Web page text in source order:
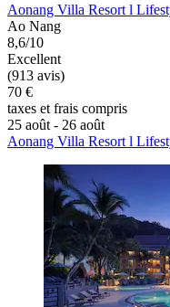
Aonang Villa Resort l
Ao Nang
8,6/10
Excellent
(913 avis)
70 €
taxes et frais compris
25 août - 26 août
Aonang Villa Resort l